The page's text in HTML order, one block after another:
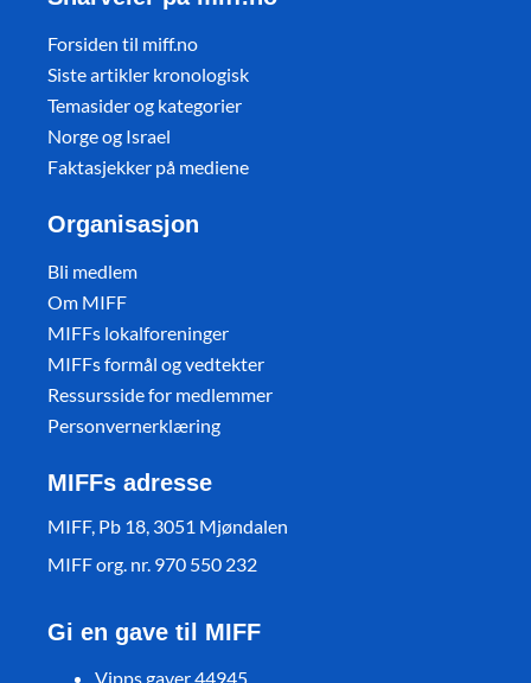
Forsiden til miff.no
Siste artikler kronologisk
Temasider og kategorier
Norge og Israel
Faktasjekker på mediene
Organisasjon
Bli medlem
Om MIFF
MIFFs lokalforeninger
MIFFs formål og vedtekter
Ressursside for medlemmer
Personvernerklæring
MIFFs adresse
MIFF, Pb 18, 3051 Mjøndalen
MIFF org. nr. 970 550 232
Gi en gave til MIFF
Vipps gaver 44945